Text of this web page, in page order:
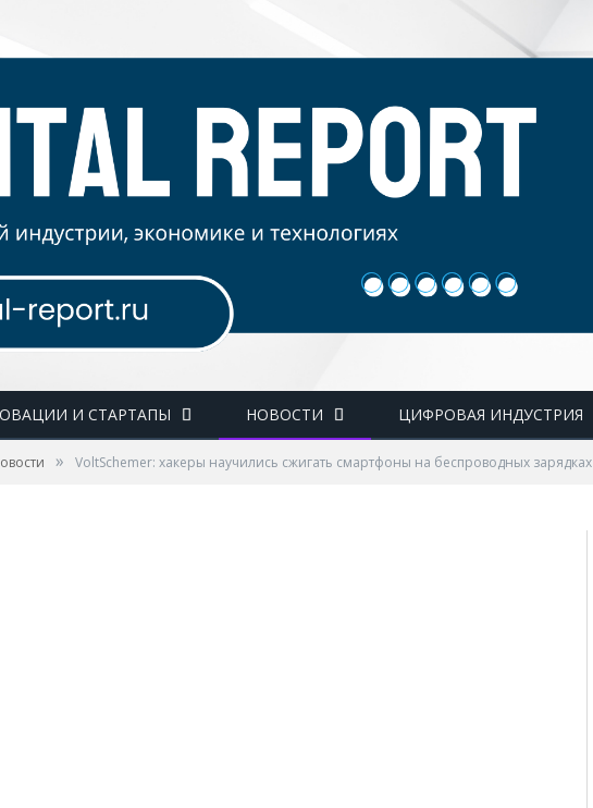
И СТАРТАПЫ НОВОСТИ ЦИФРОВАЯ ИНДУСТРИЯ
» VoltSchemer: хакеры научились сжигать смартфоны на беспроводных зарядках